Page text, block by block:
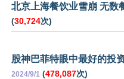
北京上海餐饮业雪崩 无数
(30,724次)
股神巴菲特眼中最好的投
2024/9/1 (478,087次)